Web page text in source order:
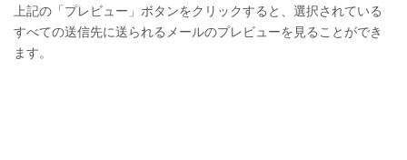
上記の「プレビュー」ボタンをクリックすると、選択されている
すべての送信先に送られるメールのプレビューを見ることができ
ます。